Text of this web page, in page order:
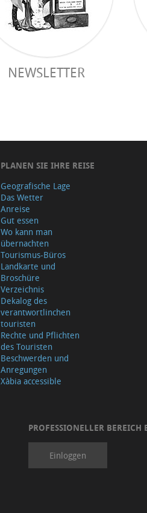
NEWSLETTER
PLANEN SIE IHRE REISE
Geografische Lage
Das Wetter
Anreise
Gut essen
Wo kann man
übernachten
Tourismus-Büros
Landkarte und
Broschüre
Verzeichnis
Dekalog des
verantwortlinchen
touristen
Rechte und Pflichten
des Touristen
Beschwerden und
Anregungen
Xàbia accessible
PROFESSIONELLER BEREICH
Einloggen